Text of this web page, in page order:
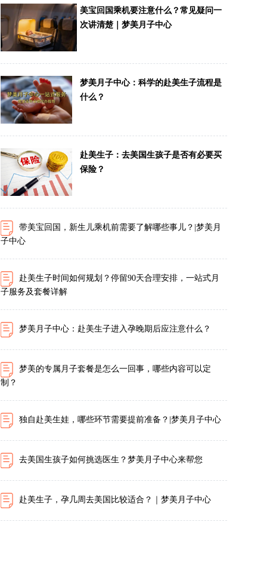
美宝回国乘机要注意什么？常见疑问一
次讲清楚｜梦美月子中心
梦美月子中心：科学的赴美生子流程是
什么？
赴美生子：去美国生孩子是否有必要买
保险？
带美宝回国，新生儿乘机前需要了解哪些事儿？|梦美月
子中心
赴美生子时间如何规划？停留90天合理安排，一站式月
子服务及套餐详解
梦美月子中心：赴美生子进入孕晚期后应注意什么？
梦美的专属月子套餐是怎么一回事，哪些内容可以定
制？
独自赴美生娃，哪些环节需要提前准备？|梦美月子中心
去美国生孩子如何挑选医生？梦美月子中心来帮您
赴美生子，孕几周去美国比较适合？｜梦美月子中心